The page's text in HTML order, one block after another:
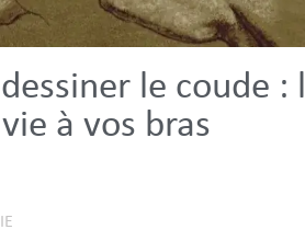
le coude :
à vos bras